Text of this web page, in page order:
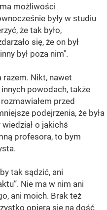
możliwości
były w studiu
że tak było,
się, że on był
był poza nim".
razem. Nikt, nawet
powodach, także
przed
podejrzenia, że była
o jakichś
profesora, to bym
tak sądzić, ani
Nie ma w nim ani
ani moich. Brak też
opiera się na dość